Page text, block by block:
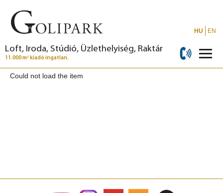
Loft, Iroda, Stúdió, Üzlethelyiség, Raktár
11.000 m2 kiadó ingatlan.
HU EN
Could not load the item